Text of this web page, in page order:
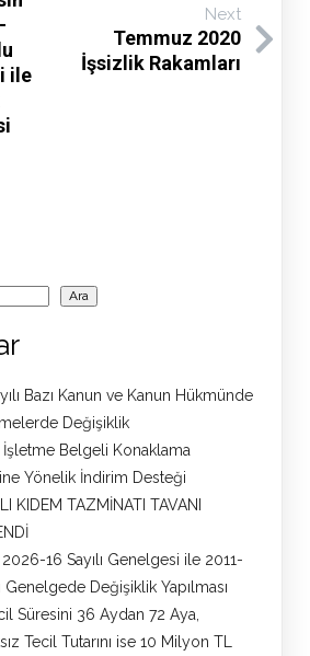
ile
Next
Temmuz 2020
İşsizlik Rakamları
Ara
Bazı Kanun ve Kanun Hükmünde
Değişiklik
Belgeli Konaklama
Yönelik İndirim Desteği
KIDEM TAZMİNATI TAVANI
2026-16 Sayılı Genelgesi ile 2011-
Genelgede Değişiklik Yapılması
Süresini 36 Aydan 72 Aya,
Tecil Tutarını ise 10 Milyon TL